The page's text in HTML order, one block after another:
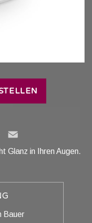
Glanz in Ihren Augen.
Bauer